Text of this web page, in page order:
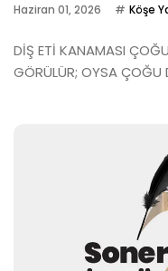
Haziran 01, 2026 Köşe
DİŞ ETİ KANAMASI
GÖRÜLÜR; OYSA ÇOĞU